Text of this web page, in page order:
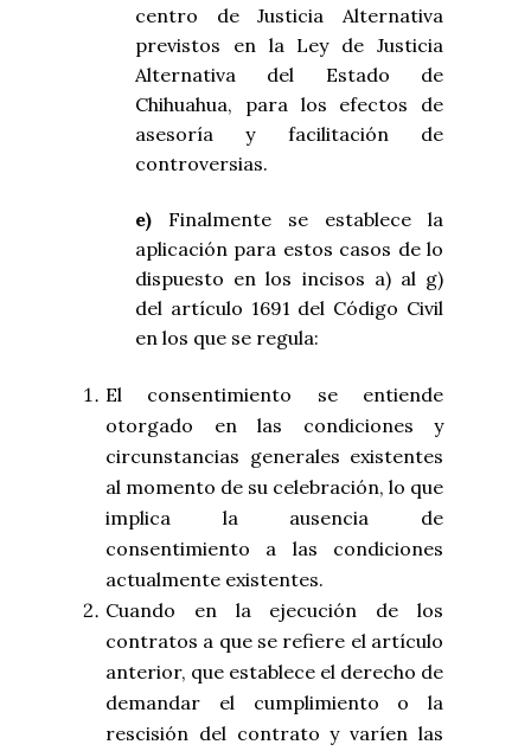
centro de Justicia Alternativa
previstos en la Ley de Justicia
Alternativa del Estado de
Chihuahua, para los efectos de
asesoría y facilitación de
controversias.
e) Finalmente se establece la
aplicación para estos casos de lo
dispuesto en los incisos a) al g)
del artículo 1691 del Código Civil
en los que se regula:
El consentimiento se entiende
otorgado en las condiciones y
circunstancias generales existentes
al momento de su celebración, lo que
implica la ausencia de
consentimiento a las condiciones
actualmente existentes.
Cuando en la ejecución de los
contratos a que se refiere el artículo
anterior, que establece el derecho de
demandar el cumplimiento o la
rescisión del contrato y varíen las